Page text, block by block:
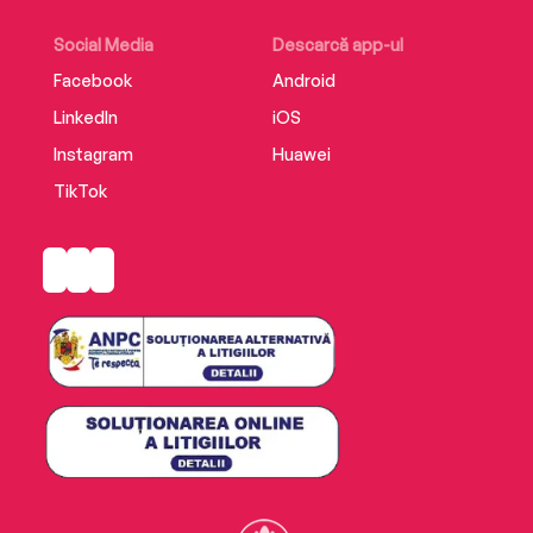
ISBN 978-606-43-2116-9
Social Media
Facebook
LinkedIn
Instagram
TikTok
Descarcă app-ul
Android
iOS
Huawei